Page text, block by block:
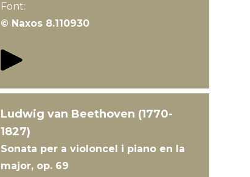
Font:
© Naxos 8.110930
Ludwig van Beethoven (1770-
1827)
Sonata per a violoncel i piano en la
major, op. 69